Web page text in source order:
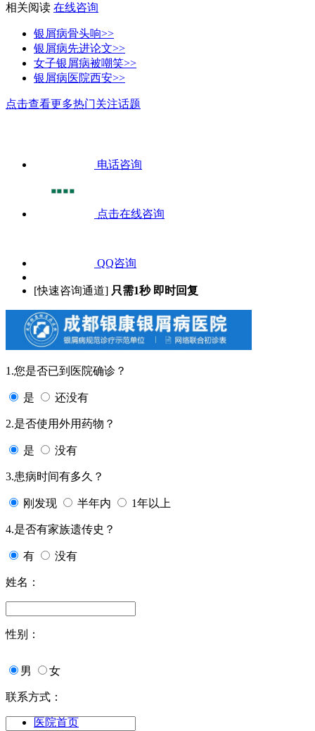
相关阅读 在线咨询
银屑病骨头响>>
银屑病先进论文>>
女子银屑病被嘲笑>>
银屑病医院西安>>
点击查看更多热门关注话题
电话咨询
点击在线咨询
QQ咨询
[快速咨询通道] 只需1秒 即时回复
1.您是否已到医院确诊？
是 还没有
2.是否使用外用药物？
是 没有
3.患病时间有多久？
刚发现 半年内 1年以上
4.是否有家族遗传史？
有 没有
姓名：
性别：
男 女
联系方式：
医院首页